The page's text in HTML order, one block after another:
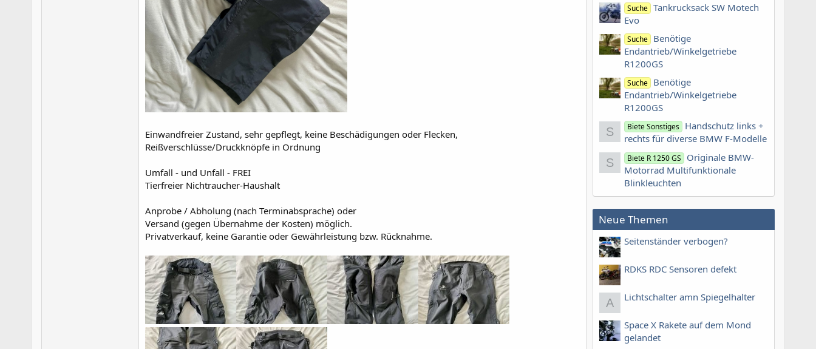
Einwandfreier Zustand, sehr gepflegt, keine Beschädigungen oder Flecken,
Reißverschlüsse/Druckknöpfe in Ordnung
Umfall - und Unfall - FREI
Tierfreier Nichtraucher-Haushalt
Anprobe / Abholung (nach Terminabsprache) oder
Versand (gegen Übernahme der Kosten) möglich.
Privatverkauf, keine Garantie oder Gewährleistung bzw. Rücknahme.
Suche Tankrucksack SW Motech
Evo
Suche Benötige
Endantrieb/Winkelgetriebe
R1200GS
Suche Benötige
Endantrieb/Winkelgetriebe
R1200GS
S Biete Sonstiges Handschutz links +
rechts für diverse BMW F-Modelle
S Biete R 1250 GS
Originale BMW-
Motorrad Multifunktionale
Blinkleuchten
Neue Themen
Seitenständer verbogen?
RDKS RDC Sensoren defekt
A Lichtschalter amn Spiegelhalter
Space X Rakete auf dem Mond
gelandet